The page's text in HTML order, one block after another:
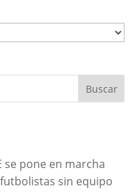
se pone en marcha
sin equipo